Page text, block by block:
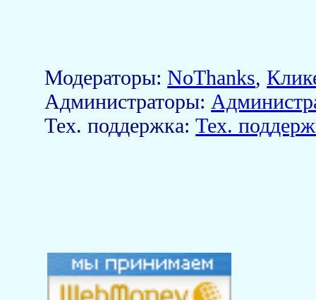
Модераторы:NoThanks,
Aдминистраторы:
Тех. поддержка:Тех.